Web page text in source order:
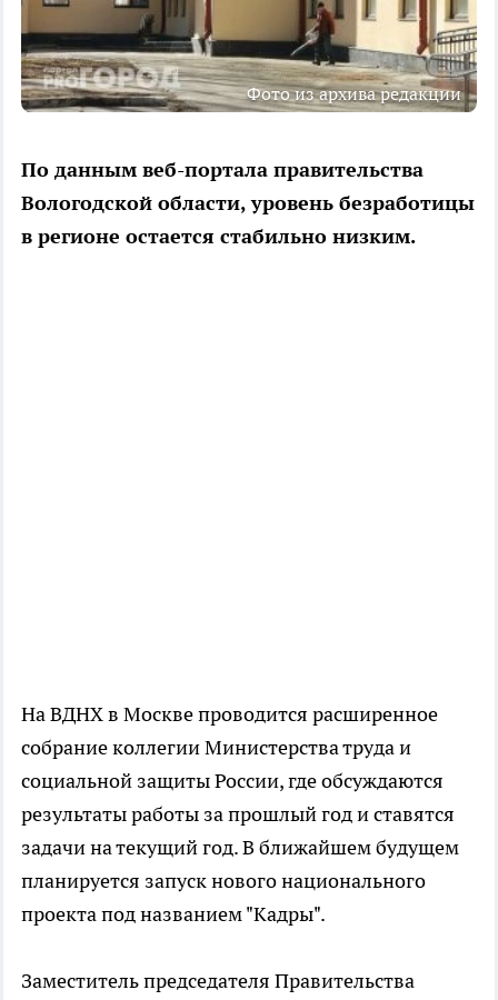
Фото из архива редакции
По данным веб-портала правительства
Вологодской области, уровень безработицы
в регионе остается стабильно низким.
На ВДНХ в Москве проводится расширенное
собрание коллегии Министерства труда и
социальной защиты России, где обсуждаются
результаты работы за прошлый год и ставятся
задачи на текущий год. В ближайшем будущем
планируется запуск нового национального
проекта под названием "Кадры".
Заместитель председателя Правительства